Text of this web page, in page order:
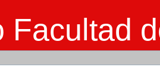
Facultad